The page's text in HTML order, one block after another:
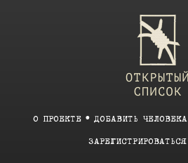
О ПРОЕКТЕ ДОБАВИТЬ ЧЕЛОВЕКА
ЗАРЕГИСТРИРОВАТЬСЯ